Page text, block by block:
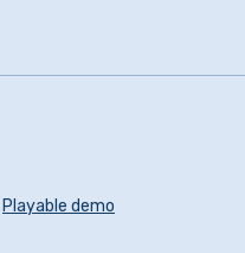
Playable demo